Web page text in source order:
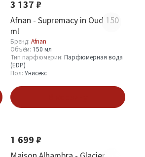
3 137 ₽
Afnan - Supremacy in Oud 150
ml
Бренд: Afnan
Объём: 150 мл
Тип парфюмерии: Парфюмерная вода
(EDP)
Пол: Унисекс
1 699 ₽